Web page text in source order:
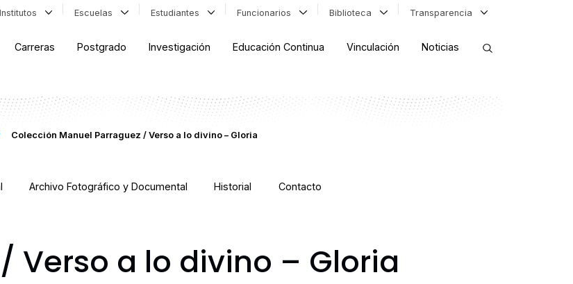
Institutos Escuelas Estudiantes Funcionarios Biblioteca Transparencia
Carreras Postgrado Investigación Educación Continua Vinculación Noticias
Colección Manuel Parraguez / Verso a lo divino – Gloria
Archivo Fotográfico y Documental Historial Contacto
Verso a lo divino – Gloria